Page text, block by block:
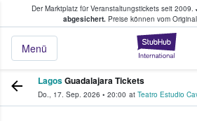
Der Marktplatz für Veranstaltungstickets seit 2009.
abgesichert.Preise können vom
Menü
Tickets kaufen &
LagosGuadalajara Tickets
Do., 17. Sep. 2026 • 20:00 at Teatro Estudio